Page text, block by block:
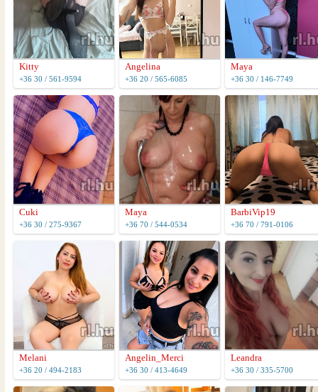
Kitty
+36 30 / 561-9594
Angelina
+36 20 / 565-6085
Maya
+36 30 / 146-7749
Cuki
+36 30 / 275-9367
Maya
+36 70 / 544-0534
BarbiVip19
+36 70 / 791-0106
Melani
+36 20 / 494-2183
Angelin_Merci
+36 30 / 413-4649
Leandra
+36 30 / 335-5700